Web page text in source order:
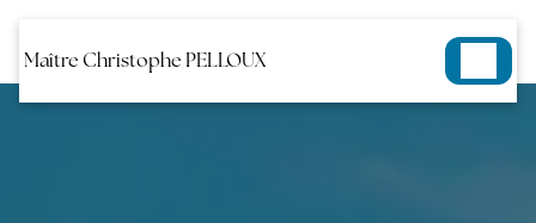
Maître Christophe PELLOUX